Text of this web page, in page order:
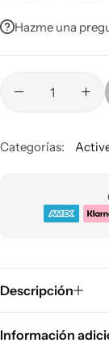
Hazme una
Categorías:
Descripción
Información